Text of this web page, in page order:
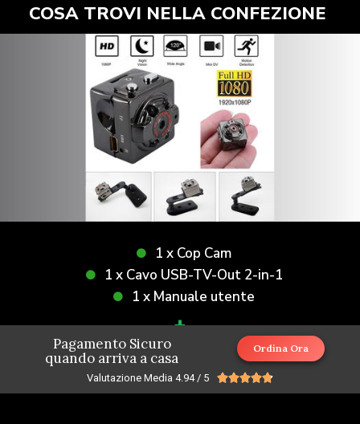
COSA TROVI NELLA CONFEZIONE
1 x Cop Cam
1 x Cavo USB-TV-Out 2-in-1
1 x Manuale utente
+
IN REGALO SOLO OGGI
1 x Staffa
Pagamento Sicuro
quando arriva a casa
Ordina Ora
Valutazione Media 4.94 / 5 